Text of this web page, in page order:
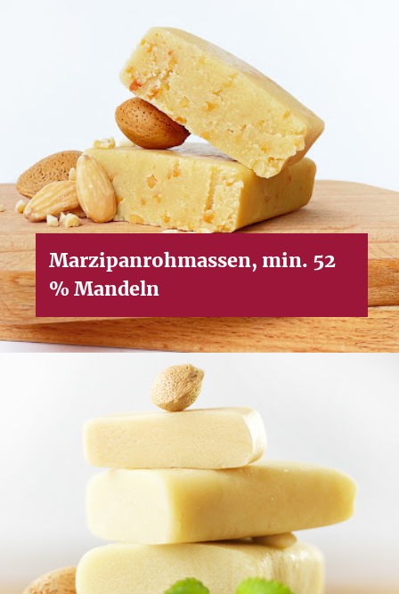
Marzipanrohmassen, min. 52
% Mandeln